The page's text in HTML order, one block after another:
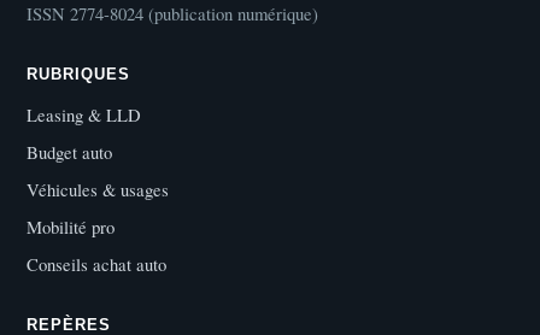
ISSN 2774-8024 (publication numérique)
RUBRIQUES
Leasing & LLD
Budget auto
Véhicules & usages
Mobilité pro
Conseils achat auto
REPÈRES